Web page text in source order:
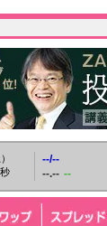
--/--
--.-- --